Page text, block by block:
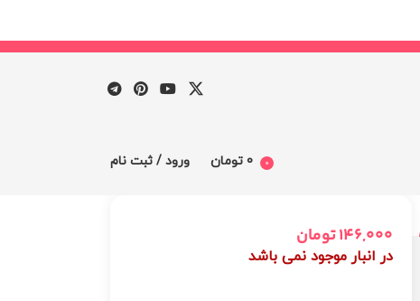
0
0 تومان ورود / ثبت نام
نظرات
146,000تومان
در انبار موجود نمی باشد